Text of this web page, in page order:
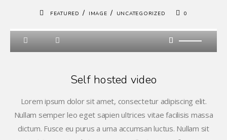
FEATURED / IMAGE / UNCATEGORIZED 0
Self hosted video
Lorem ipsum dolor sit amet, consectetur adipiscing elit.
Nullam semper leo eget sapien ultrices vitae facilisis massa
dictum. Fusce eu purus a urna accumsan luctus. Nullam sit